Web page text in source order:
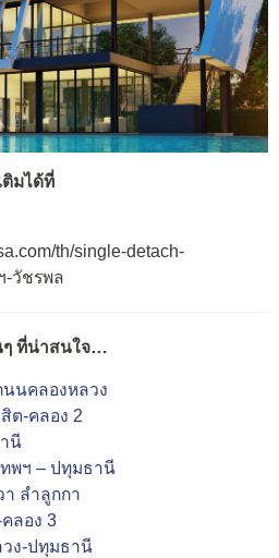
ติมได้ที่
th/single-detach-
-วัชรพล
ๆ ที่น่าสนใจ…
นคลองหลวง
ต-คลอง 2
นี
ทพฯ – ปทุมธานี
ลำลูกกา
ลอง 3
วง-ปทุมธานี